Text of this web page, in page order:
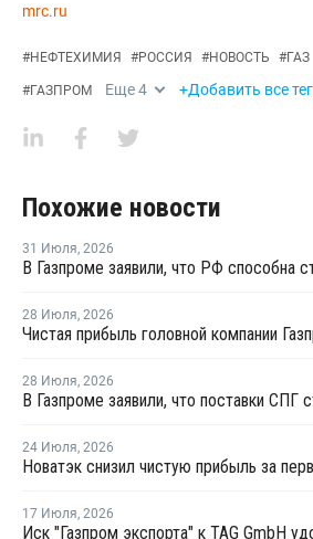
mrc.ru
#НЕФТЕХИМИЯ #РОССИЯ #НОВОСТЬ #ГАЗ
#ГАЗПРОМ Еще4 +Добавить все
Похожие новости
31 Июля, 2026
28 Июля, 2026
28 Июля, 2026
24 Июля, 2026
17 Июля, 2026
Иск "Газпром экспорта" к TAG GmbH